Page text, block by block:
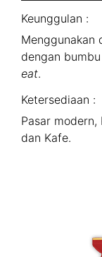
Keunggulan :
Menggunakan
dengan
eat.
Ketersediaan :
Pasar modern,
dan Kafe.